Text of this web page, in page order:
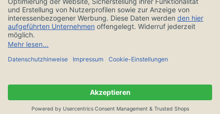
Alle Preise in Euro und inkl. der gesetzlichen Mehrwertsteuer, zzgl.
© Messer Holdorf 2026